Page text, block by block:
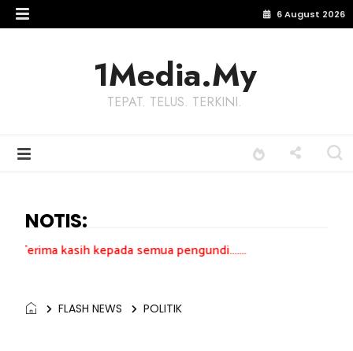
6 August 2026
1Media.My
TEPAT. TELUS. TERKINI.
NOTIS:
kepada semua pengundi.......
FLASH NEWS POLITIK